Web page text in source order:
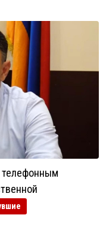
телефонным